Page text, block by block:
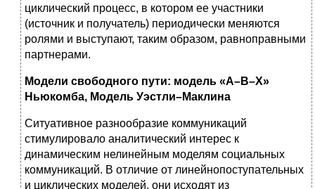
циклический процесс, в котором ее участники
(источник и получатель) периодически меняются
ролями и выступают, таким образом, равноправными
партнерами.
Модели свободного пути: модель «А–В–Х»
Ньюкомба, Модель Уэстли–Маклина
Ситуативное разнообразие коммуникаций
стимулировало аналитический интерес к
динамическим нелинейным моделям социальных
коммуникаций. В отличие от линейнопоступательных
и циклических моделей, они исходят из